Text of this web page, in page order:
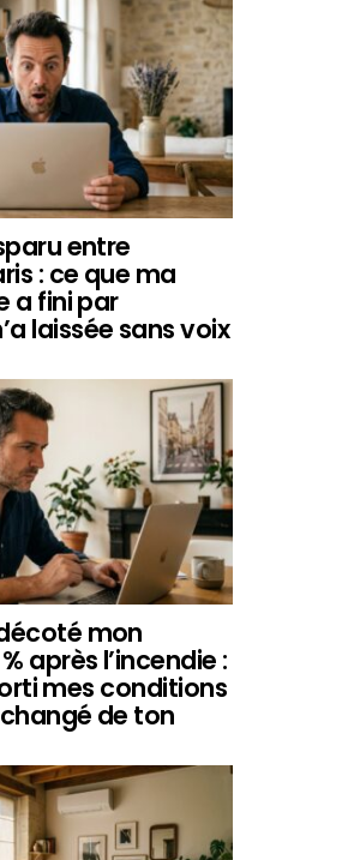
entre
: ce que ma
a fini par
laissée sans voix
mon
après l’incendie :
mes conditions
de ton